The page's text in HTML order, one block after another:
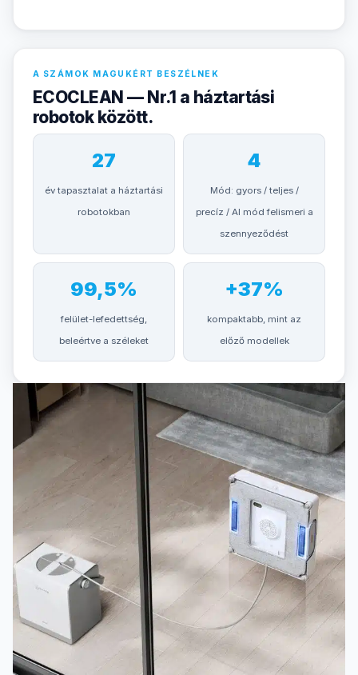
A SZÁMOK MAGUKÉRT BESZÉLNEK
ECOCLEAN — Nr.1 a háztartási
robotok között.
27
év tapasztalat a háztartási
robotokban
4
Mód: gyors / teljes /
precíz / AI mód felismeri a
szennyeződést
99,5%
felület-lefedettség,
beleértve a széleket
+37%
kompaktabb, mint az
előző modellek